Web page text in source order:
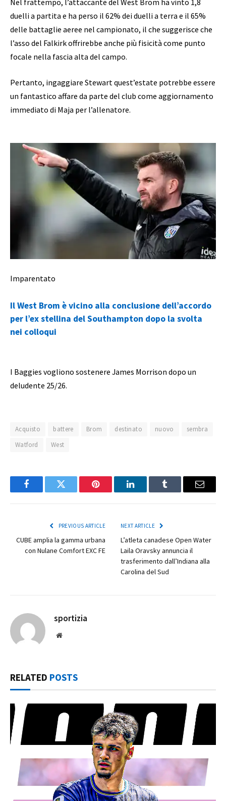
duelli a partita e ha perso il 62% dei duelli a terra e il 65%
delle battaglie aeree nel campionato, il che suggerisce che
l’asso del Falkirk offrirebbe anche più fisicità come punto
focale nella fascia alta del campo.
Pertanto, ingaggiare Stewart quest’estate potrebbe essere
un fantastico affare da parte del club come aggiornamento
immediato di Maja per l’allenatore.
Imparentato
Il West Brom è vicino alla conclusione dell’accordo
per l’ex stellina del Southampton dopo la svolta
nei colloqui
I Baggies vogliono sostenere James Morrison dopo un
deludente 25/26.
Acquisto battere Brom destinato nuovo
sembra
Watford
West
FacebookTwitter Pinterest LinkedInTumblr Email
PREVIOUS ARTICLE
CUBE amplia la gamma urbana
con Nulane Comfort EXC FE
NEXT ARTICLE
L’atleta canadese Open Water
Laila Oravsky annuncia il
trasferimento dall’Indiana alla
Carolina del Sud
sportizia
Website
RELATED POSTS